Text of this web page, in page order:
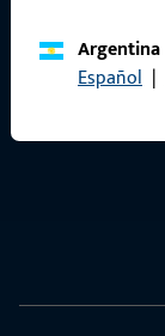
Argentina
Español |